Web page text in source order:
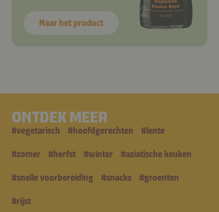
Naar het product
ONTDEK MEER
#vegetarisch #hoofdgerechten #lente
#zomer #herfst #winter #aziatische keuken
#snelle voorbereiding #snacks #groenten
#rijst